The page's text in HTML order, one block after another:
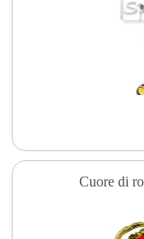
Cuore di